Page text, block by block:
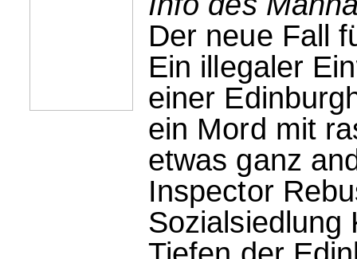
Der neue Fall
Ein illegaler
einer
ein Mord mit
etwas ganz
Inspector
Sozialsiedlung